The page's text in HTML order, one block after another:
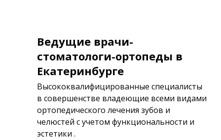
Ведущие врачи-
стоматологи-ортопеды в
Екатеринбурге
Высококвалифицированные специалисты
в совершенстве владеющие всеми видами
ортопедического лечения зубов и
челюстей с учетом функциональности и
эстетики .